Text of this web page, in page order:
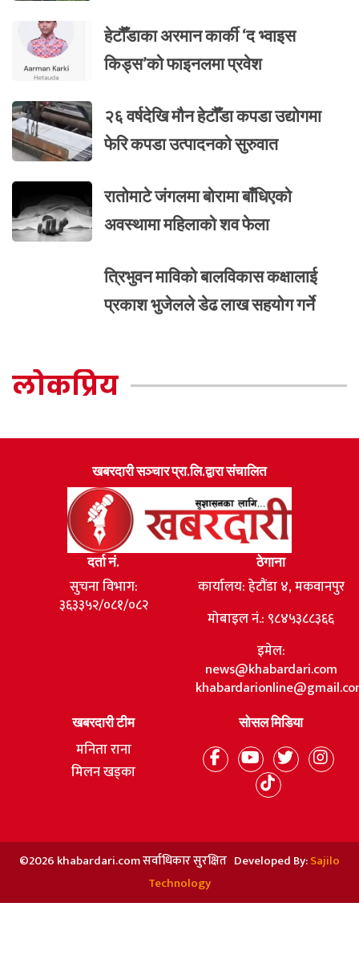
हेटौँडाका अरमान कार्की ‘द भ्वाइस
किड्स’को फाइनलमा प्रवेश
२६ वर्षदेखि मौन हेटौँडा कपडा उद्योगमा
फेरि कपडा उत्पादनको सुरुवात
रातोमाटे जंगलमा बोरामा बाँधिएको
अवस्थामा महिलाको शव फेला
त्रिभुवन माविको बालविकास कक्षालाई
प्रकाश भुजेलले डेढ लाख सहयोग गर्ने
लोकप्रिय
खबरदारी सञ्चार प्रा.लि.द्वारा संचालित
दर्ता नं.
सुचना विभाग:
३६३३५२/०८१/०८२
ठेगाना
कार्यालय: हेटौंडा ४, मकवानपुर
मोबाइल नं.: ९८४५३८८३६६
इमेल:
news@khabardari.com
खबरदारी टीम
मनिता राना
मिलन खड्का
सोसल मिडिया
©2026 khabardari.com सर्वाधिकार सुरक्षित Developed By:Sajilo
Technology